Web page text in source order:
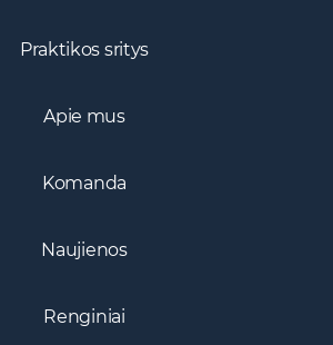
Praktikos sritys
Apie mus
Komanda
Naujienos
Renginiai